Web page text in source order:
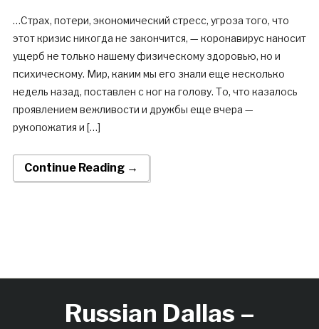
…Страх, потери, экономический стресс, угроза того, что
этот кризис никогда не закончится, — коронавирус наносит
ущерб не только нашему физическому здоровью, но и
психическому. Мир, каким мы его знали еще несколько
недель назад, поставлен с ног на голову. То, что казалось
проявлением вежливости и дружбы еще вчера —
рукопожатия и […]
Continue Reading →
Russian Dallas –